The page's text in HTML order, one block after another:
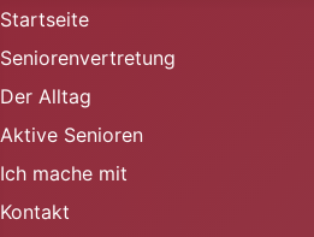
Startseite
Seniorenvertretung
Der Alltag
Aktive Senioren
Ich mache mit
Kontakt